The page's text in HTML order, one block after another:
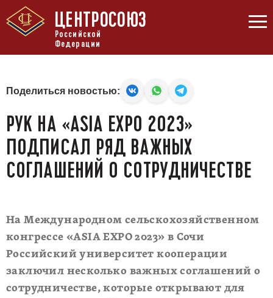
ЦЕНТРОСОЮЗ
Российской
Федерации
Поделиться новостью:
РУК НА «ASIA EXPO 2023»
ПОДПИСАЛ РЯД ВАЖНЫХ
СОГЛАШЕНИЙ О СОТРУДНИЧЕСТВЕ
На Международном сельскохозяйственном
конгрессе «ASIA EXPO 2023» в Сочи
Российский университет кооперации
заключил несколько важных соглашений о
сотрудничестве, которые открывают для